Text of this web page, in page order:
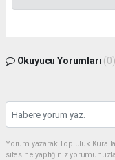
Okuyucu Yorumları (0)
Yorum yazarak Topluluk
sitesine yaptığınız